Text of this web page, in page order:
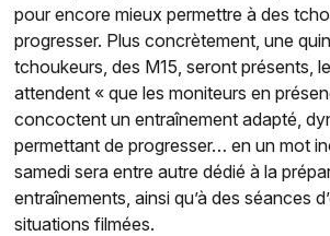
pour encore mieux permettre à des
progresser. Plus concrètement, une
tchoukeurs, des M15, seront présents,
attendent « que les moniteurs en
concoctent un entraînement adapté,
permettant de progresser… en un mot
samedi sera entre autre dédié à la
entraînements, ainsi qu’à des séances
situations filmées.